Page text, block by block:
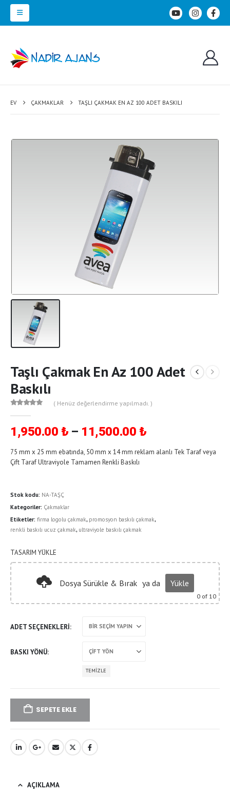
EV ÇAKMAKLAR TAŞLI ÇAKMAK EN AZ 100 ADET BASKILI
Taşlı Çakmak En Az 100 Adet
Baskılı
( Henüz değerlendirme yapılmadı. )
1,950.00 ₺ – 11,500.00 ₺Fiyat
1,950.00 ₺
75 mm x 25 mm ebatında, 50 mm x 14 mm reklam alanlı Tek Taraf veya
Çift Taraf Ultraviyole Tamamen Renkli Baskılı
Stok kodu: NA-TAŞÇ
Kategoriler: Çakmaklar
Etiketler: firma logolu çakmak, promosyon baskılı çakmak,
renkli baskılı ucuz çakmak, ultraviyole baskılı çakmak
TASARIM YÜKLE
Dosya Sürükle & Bırak ya da Yükle
0 of 10
ADET SEÇENEKLERI
BASKI YÖNÜ
TEMIZLE
SEPETE EKLE
AÇIKLAMA